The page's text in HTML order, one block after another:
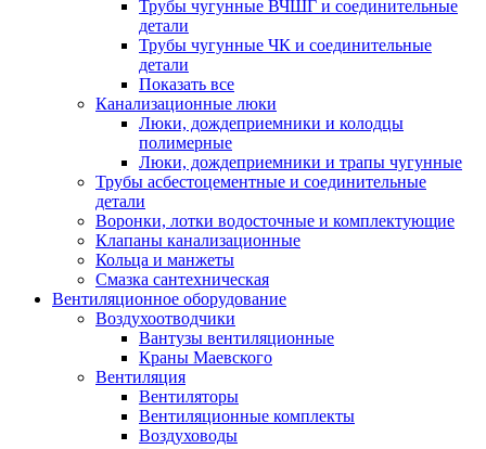
Трубы чугунные ВЧШГ и соединительные
детали
Трубы чугунные ЧК и соединительные
детали
Показать все
Канализационные люки
Люки, дождеприемники и колодцы
полимерные
Люки, дождеприемники и трапы чугунные
Трубы асбестоцементные и соединительные
детали
Воронки, лотки водосточные и комплектующие
Клапаны канализационные
Кольца и манжеты
Смазка сантехническая
Вентиляционное оборудование
Воздухоотводчики
Вантузы вентиляционные
Краны Маевского
Вентиляция
Вентиляторы
Вентиляционные комплекты
Воздуховоды